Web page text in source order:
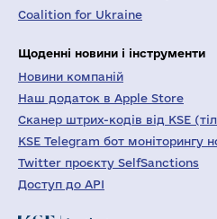
Coalition for Ukraine
Щоденні новини і інструменти
Новини компаній
Наш додаток в Apple Store
Сканер штрих-кодів від KSE
KSE Telegram бот моніторингу
Twitter проєкту SelfSanctions
Доступ до API